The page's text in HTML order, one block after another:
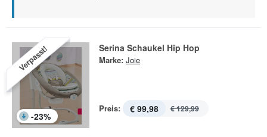
Verpasst!
-23%
Serina Schaukel Hip Hop
Marke: Joie
Preis: € 99,98 € 129,99